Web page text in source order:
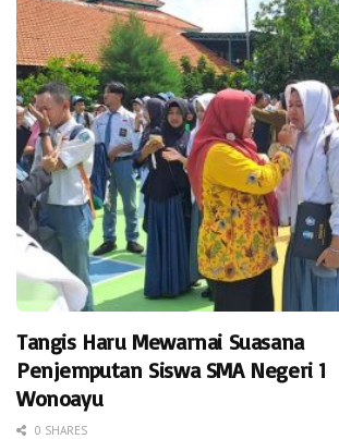
Tangis Haru Mewarnai Suasana
Penjemputan Siswa SMA Negeri 1
Wonoayu
0 SHARES